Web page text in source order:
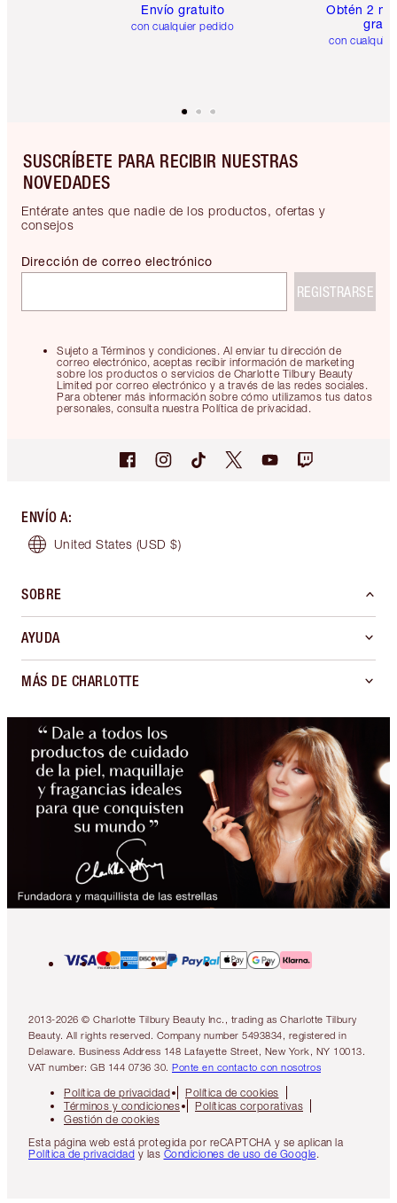
Envío gratuito
con cualquier pedido
Obtén 2
gratis
con
SUSCRÍBETE PARA RECIBIR NUESTRAS
NOVEDADES
Entérate antes que nadie de los productos, ofertas y
consejos
Sujeto a Términos y condiciones. Al enviar tu dirección de
correo electrónico, aceptas recibir información de marketing
sobre los productos o servicios de Charlotte Tilbury Beauty
Limited por correo electrónico y a través de las redes sociales.
Para obtener más información sobre cómo utilizamos tus datos
personales, consulta nuestra Política de privacidad.
Dirección de correo electrónico
REGISTRARSE
ENVÍO A:
United States (USD $)
SOBRE
AYUDA
MÁS DE CHARLOTTE
2013-2026 © Charlotte Tilbury Beauty Inc., trading as Charlotte Tilbury
Beauty. All rights reserved. Company number 5493834, registered in
Delaware. Business Address 148 Lafayette Street, New York, NY 10013.
VAT number: GB 144 0736 30. Ponte en contacto con nosotros
Política de privacidad
Política de cookies
Términos y condiciones
Políticas corporativas
Gestión de cookies
Esta página web está protegida por reCAPTCHA y se aplican la
Política de privacidad y las Condiciones de uso de Google.